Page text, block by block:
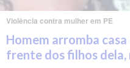
Violência contra mulher em PE
Homem arromba
frente dos filhos dela,